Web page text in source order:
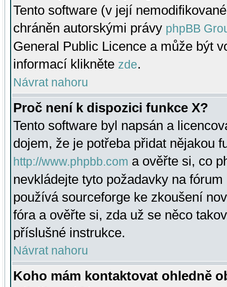
Tento software (v její
chráněn autorskými právy phpBB
General Public Licence a může být
informací klikněte zde.
Návrat nahoru
Proč není k dispozici funkce X?
Tento software byl napsán a
dojem, že je potřeba přidat nějakou
http://www.phpbb.com a ověřte si, co
nevkládejte tyto požadavky na
používá sourceforge ke zkoušení
fóra a ověřte si, zda už se něco
příslušné instrukce.
Návrat nahoru
Koho mám kontaktovat ohledně